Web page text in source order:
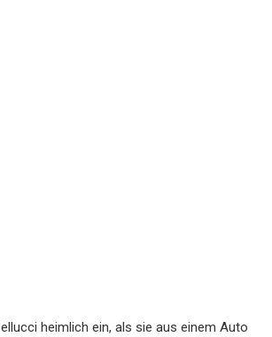
heimlich ein, als sie aus einem Auto